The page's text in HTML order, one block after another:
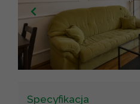
Specyfikacja